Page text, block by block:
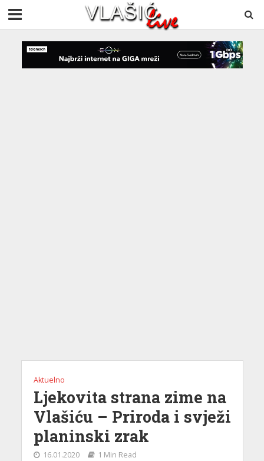
Aktuelno
Ljekovita strana zime na
Vlašiću – Priroda i svježi
planinski zrak
16.01.2020 1 Min Read